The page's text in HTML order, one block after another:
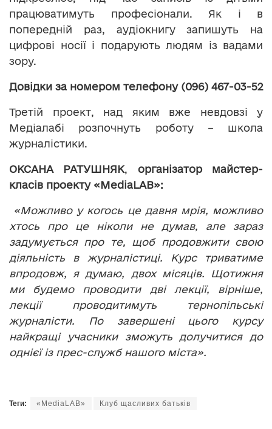
працюватимуть професіонали. Як і в
попередній раз, аудіокнигу запишуть на
цифрові носії і подарують людям із вадами
зору.
Довідки за номером телефону (096) 467-03-52
Третій проект, над яким вже невдовзі у
Медіалабі розпочнуть роботу – школа
журналістики.
ОКСАНА РАТУШНЯК, організатор майстер-
класів проекту «MediaLAB»:
«Можливо у когось це давня мрія, можливо
хтось про це ніколи не думав, але зараз
задумується про те, щоб продовжити свою
діяльність в журналістиці. Курс триватиме
впродовж, я думаю, двох місяців. Щотижня
ми будемо проводити дві лекції, вірніше,
лекції проводитимуть тернопільські
журналісти. По завершені цього курсу
найкращі учасники зможуть долучитися до
однієї із прес-служб нашого міста».
Теги: «MediaLAB» Клуб щасливих батьків